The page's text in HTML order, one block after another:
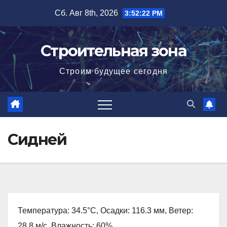
содержимому
Сб. Авг 8th, 2026 3:52:23 PM
Строительная зона
Строим будущее сегодня
Сидней
Температура: 34.5°C, Осадки: 116.3 мм, Ветер: